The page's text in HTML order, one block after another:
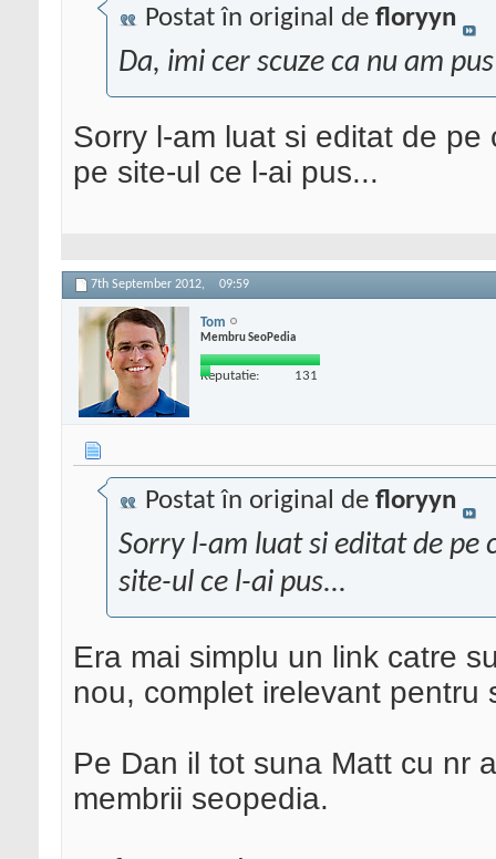
Postat în original de floryyn
Da, imi cer scuze ca nu am
Sorry l-am luat si editat de
pe site-ul ce l-ai pus...
7th September 2012, 09:59
Tom
Membru SeoPedia
Reputatie: 131
Postat în original de floryyn
Sorry l-am luat si editat de pe
site-ul ce l-ai pus...
Era mai simplu un link catre
nou, complet irelevant pentru
Pe Dan il tot suna Matt cu nr
membrii seopedia.